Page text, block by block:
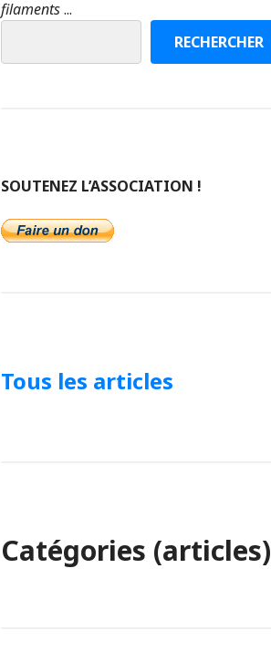
filaments...
RECHERCHER
SOUTENEZ L’ASSOCIATION !
Tous les articles
Catégories (articles)